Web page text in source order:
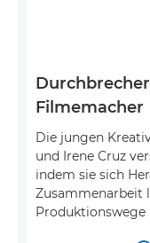
Filmemacher
Die jungen
und Irene Cruz
indem sie sich
Zusammenarbeit
Produktionswege